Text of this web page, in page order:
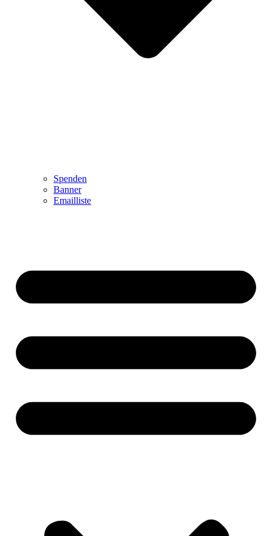
Spenden
Banner
Emailliste